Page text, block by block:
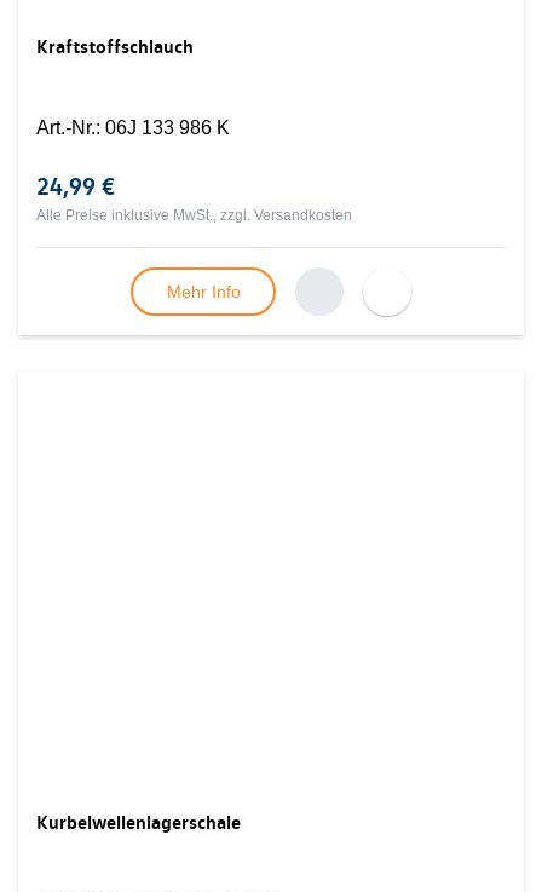
Kraftstoffschlauch
Art.-Nr.: 06J 133 986 K
24,99 €
Alle Preise inklusive MwSt., zzgl. Versandkosten
Mehr Info
Kurbelwellenlagerschale